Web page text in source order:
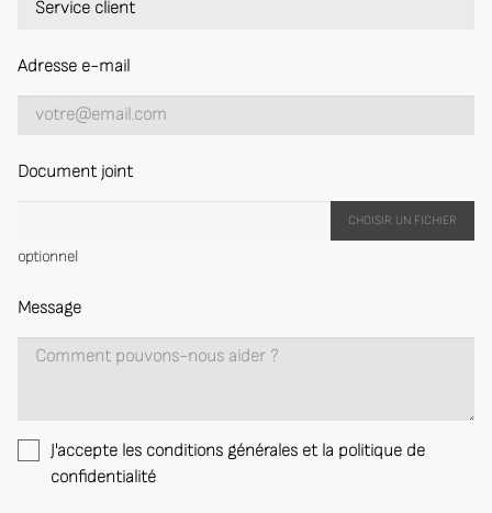
Adresse e-mail
Document joint
CHOISIR UN FICHIER
optionnel
Message
J'accepte les conditions générales et la politique de
confidentialité